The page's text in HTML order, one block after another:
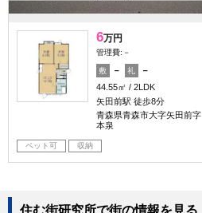
6万円
管理費:－
敷 － 礼
－
44.55㎡
2LDK
矢田前駅 徒歩8分
青森県青森市大字矢田前字
本泉
ペット可 収納
住む街研究所で街の情報を見る